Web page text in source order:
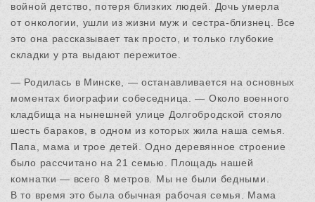
войной детство, потеря близких людей. Дочь умерла
от онкологии, ушли из жизни муж и сестра-близнец. Все
это она рассказывает так просто, и только глубокие
складки у рта выдают пережитое.
— Родилась в Минске, — останавливается на основных
моментах биографии собеседница. — Около военного
кладбища на нынешней улице Долгобродской стояло
шесть бараков, в одном из которых жила наша семья.
Папа, мама и трое детей. Одно деревянное строение
было рассчитано на 21 семью. Площадь нашей
комнатки — всего 8 метров. Мы не были бедными.
В то время это была обычная рабочая семья. Мама